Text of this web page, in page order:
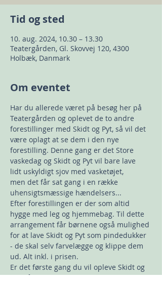
Tid og sted
10. aug. 2024, 10.30 – 13.30
Teatergården, Gl. Skovvej 120, 4300
Holbæk, Danmark
Om eventet
Har du allerede været på besøg her på
Teatergården og oplevet de to andre
forestillinger med Skidt og Pyt, så vil det
være oplagt at se dem i den nye
forestilling. Denne gang er det Store
vaskedag og Skidt og Pyt vil bare lave
lidt uskyldigt sjov med vasketøjet,
men det får sat gang i en række
uhensigtsmæssige hændelsers...
Efter forestillingen er der som altid
hygge med leg og hjemmebag. Til dette
arrangement får børnene også mulighed
for at lave Skidt og Pyt som pindedukker
- de skal selv farvelægge og klippe dem
ud. Alt inkl. i prisen.
Er det første gang du vil opleve Skidt og
Pyt, så er det godt at vide forestillingerne